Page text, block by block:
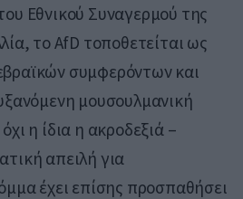
Εθνικού Συναγερμού της
το AfD τοποθετείται ως
συμφερόντων και
μουσουλμανική
η ίδια η ακροδεξιά –
απειλή για
έχει επίσης προσπαθήσει